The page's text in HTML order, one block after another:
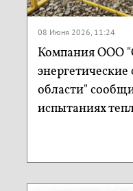
08 Июня 2026, 11:24
Компания ООО
области"
испытаниях